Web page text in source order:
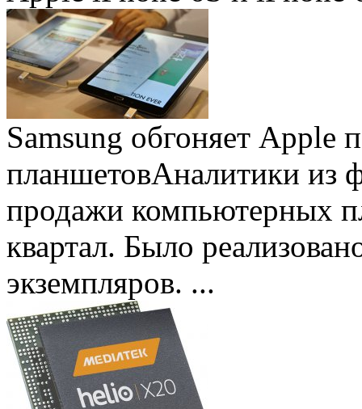
Samsung обгоняет Apple
планшетовАналитики из
продажи компьютерных
квартал. Было
экземпляров. ...